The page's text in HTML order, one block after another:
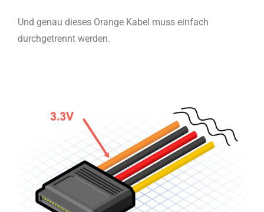
Und genau dieses Orange Kabel muss einfach
durchgetrennt werden.